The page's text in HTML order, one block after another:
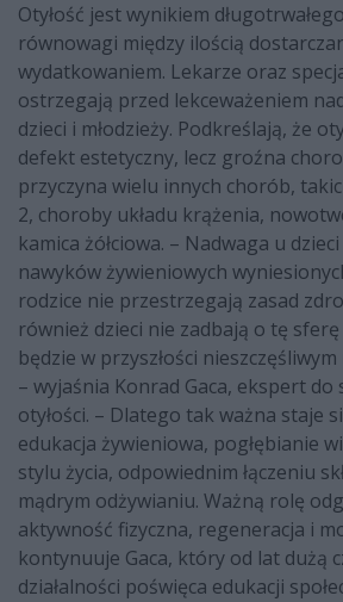
Otyłość jest wynikiem
równowagi między ilością
wydatkowaniem. Lekarze oraz
ostrzegają przed lekceważeniem
dzieci i młodzieży. Podkreślają, że
defekt estetyczny, lecz groźna
przyczyna wielu innych chorób,
2, choroby układu krążenia,
kamica żółciowa. – Nadwaga u
nawyków żywieniowych
rodzice nie przestrzegają zasad
również dzieci nie zadbają o tę sferę
będzie w przyszłości
– wyjaśnia Konrad Gaca, ekspert do
otyłości. – Dlatego tak ważna staje
edukacja żywieniowa, pogłębianie
stylu życia, odpowiednim łączeniu
mądrym odżywianiu. Ważną rolę
aktywność fizyczna, regeneracja i
kontynuuje Gaca, który od lat dużą
działalności poświęca edukacji